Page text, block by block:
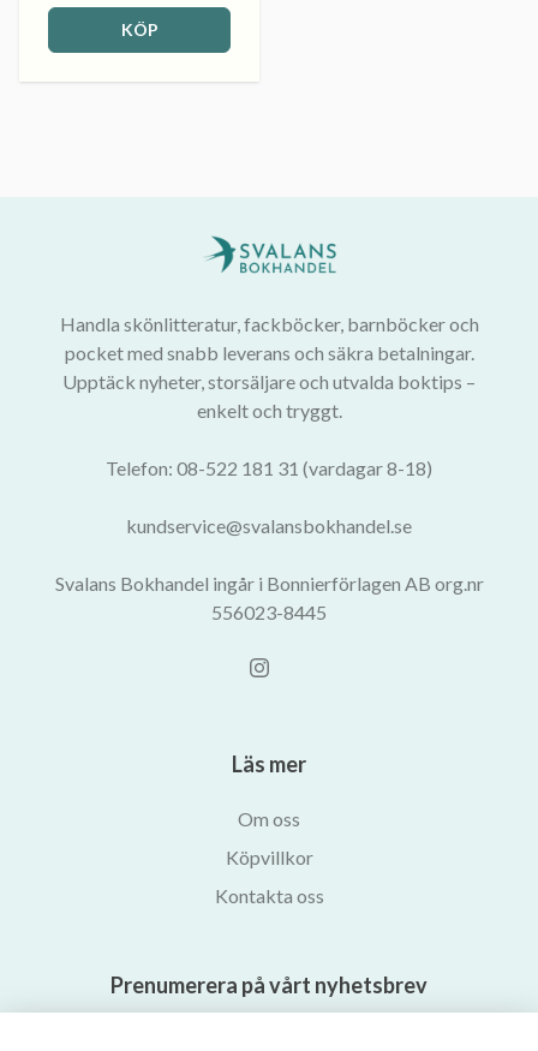
KÖP
Handla skönlitteratur, fackböcker, barnböcker och
pocket med snabb leverans och säkra betalningar.
Upptäck nyheter, storsäljare och utvalda boktips –
enkelt och tryggt.
Telefon: 08-522 181 31 (vardagar 8-18)
kundservice@svalansbokhandel.se
Svalans Bokhandel ingår i Bonnierförlagen AB org.nr
556023-8445
Läs mer
Om oss
Köpvillkor
Kontakta oss
Prenumerera på vårt nyhetsbrev